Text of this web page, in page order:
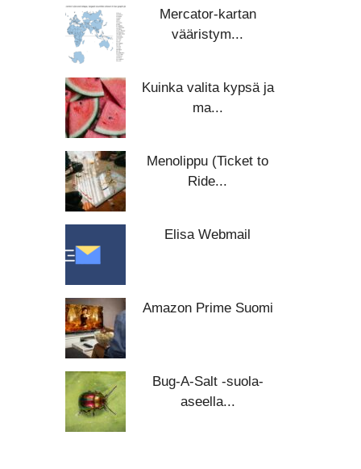
Mercator-kartan
vääristym...
Kuinka valita kypsä ja
ma...
Menolippu (Ticket to
Ride...
Elisa Webmail
Amazon Prime Suomi
Bug-A-Salt -suola-
aseella...